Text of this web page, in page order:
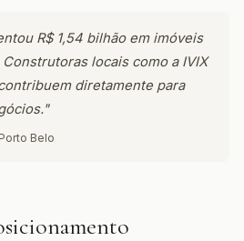
R$ 1,54 bilhão em imóveis
locais como a IVIX
diretamente para
Belo